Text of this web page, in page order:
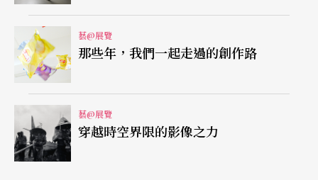
台照》，篠山在同一畫面上以分鏡手法呈現坂東從
化妝、梳頭、穿衣到自完妝的過程，「坂東本身也
是男人，但化妝過後，卻比女人還要女人，這也是
一個謊言。」
像《坂東》這樣動輒三、四公尺寬的巨幅攝影作
品，是他以自創的「篠山廣角」技術拍攝而成。
藝@展覽
那些年，我們一起走過的創作路
藝@展覽
穿越時空界限的影像之力